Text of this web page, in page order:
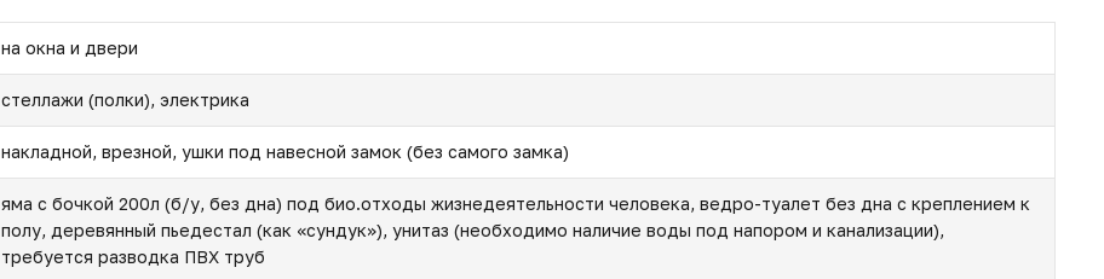
на окна и двери
стеллажи (полки), электрика
накладной, врезной, ушки под навесной замок (без самого замка)
яма с бочкой 200л (б/у, без дна) под био.отходы жизнедеятельности человека, ведро-туалет без дна с креплением к
полу, деревянный пьедестал (как «сундук»), унитаз (необходимо наличие воды под напором и канализации),
требуется разводка ПВХ труб